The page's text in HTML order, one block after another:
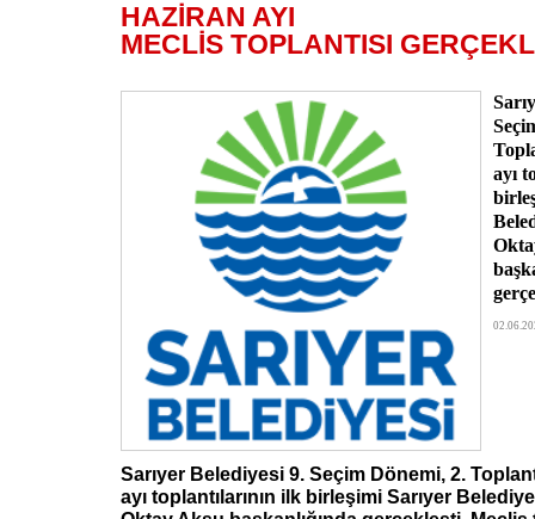
HAZİRAN AYI
MECLİS TOPLANTISI
ayı
Sarıyer Belediyesi 9. Seçim Dönemi, 2.
ayı toplantılarının ilk birleşimi Sarıyer